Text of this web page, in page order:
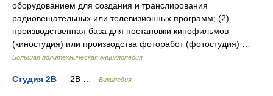
оборудованием для создания и транслирования
радиовещательных или телевизионных программ; (2)
производственная база для постановки кинофильмов
(киностудия) или производства фоторабот (фотостудия) …
Большая политехническая энциклопедия
Студия 2В — 2В … Википедия